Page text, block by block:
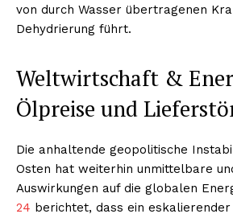
von durch Wasser übertragenen
Dehydrierung führt.
Weltwirtschaft &
Ölpreise und
Die anhaltende geopolitische
Osten hat weiterhin unmittelbare
Auswirkungen auf die globalen
24 berichtet, dass ein